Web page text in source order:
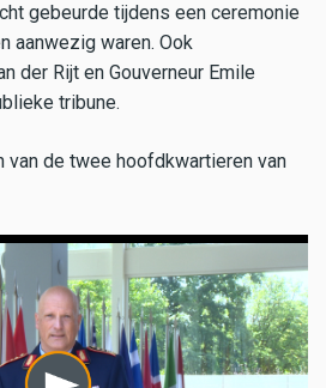
gebeurde tijdens een ceremonie
aanwezig waren. Ook
der Rijt en Gouverneur Emile
tribune.
van de twee hoofdkwartieren van